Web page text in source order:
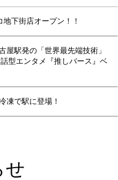
下街店オープン！！
屋駅発の「世界最先端技術」
型エンタメ『推しバース』ベ
凍で駅に登場！
せ